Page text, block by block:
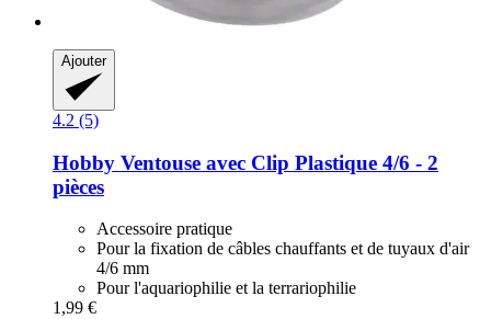
Ajouter
4.2 (5)
Hobby Ventouse avec Clip Plastique 4/6 -​ 2
pièces
Accessoire pratique
Pour la fixation de câbles chauffants et de tuyaux d'air
4/6 mm
Pour l'aquariophilie et la terrariophilie
1,99 €